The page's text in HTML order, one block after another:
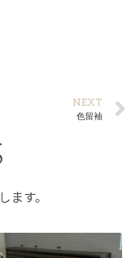
NEXT
色留袖
す。